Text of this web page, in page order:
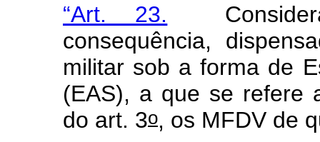
“Art. 23.
consequência,
militar sob a forma de
(EAS), a que se refere
do art. 3o, os MFDV de